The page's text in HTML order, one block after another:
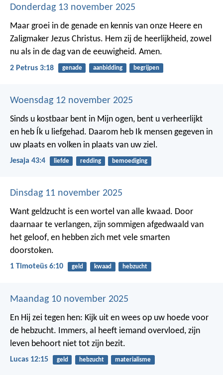
Donderdag 13 november 2025
Maar groei in de genade en kennis van onze Heere en
Zaligmaker Jezus Christus. Hem zij de heerlijkheid, zowel
nu als in de dag van de eeuwigheid. Amen.
2 Petrus 3:18 genade aanbidding begrijpen
Woensdag 12 november 2025
Sinds u kostbaar bent in Mijn ogen, bent u verheerlijkt
en heb Ík u liefgehad. Daarom heb Ik mensen gegeven in
uw plaats en volken in plaats van uw ziel.
Jesaja 43:4 liefde redding bemoediging
Dinsdag 11 november 2025
Want geldzucht is een wortel van alle kwaad. Door
daarnaar te verlangen, zijn sommigen afgedwaald van
het geloof, en hebben zich met vele smarten
doorstoken.
1 Timoteüs 6:10 geld kwaad hebzucht
Maandag 10 november 2025
En Hij zei tegen hen: Kijk uit en wees op uw hoede voor
de hebzucht. Immers, al heeft iemand overvloed, zijn
leven behoort niet tot zijn bezit.
Lucas 12:15 geld hebzucht materialisme